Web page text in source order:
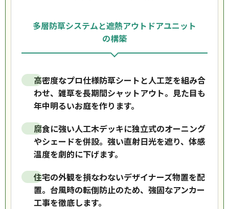
多層防草システムと遮熱アウトドアユニット
の構築
高密度なプロ仕様防草シートと人工芝を組み合
わせ、雑草を長期間シャットアウト。見た目も
年中明るいお庭を作ります。
腐食に強い人工木デッキに独立式のオーニング
やシェードを併設。強い直射日光を遮り、体感
温度を劇的に下げます。
住宅の外観を損なわないデザイナーズ物置を配
置。台風時の転倒防止のため、強固なアンカー
工事を徹底します。